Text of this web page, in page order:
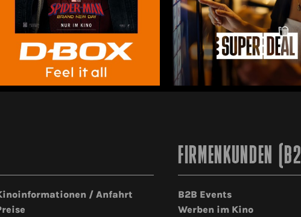
/ Anfahrt
FIRMENKUNDEN
B2B Events
Werben im Kino